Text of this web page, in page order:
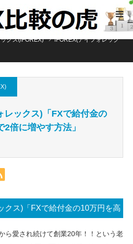
クス(iFOREX)
iFOREX(アイフォレック
レックス)「FXで給付金の
倍に増やす方法」
クス)「FXで給付金の10万円を高
ら愛され続けて創業20年！！という老